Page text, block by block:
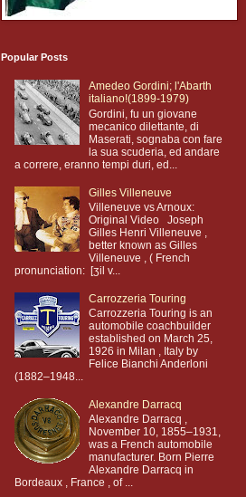
Popular Posts
Amedeo Gordini; l'Abarth
italiano!(1899-1979)
Gordini, fu un giovane
mecanico dilettante, di
Maserati, sognaba con fare
la sua scuderia, ed andare
a correre, eranno tempi duri, ed...
Gilles Villeneuve
Villeneuve vs Arnoux:
Original Video Joseph
Gilles Henri Villeneuve ,
better known as Gilles
Villeneuve , ( French
pronunciation: [ʒil v...
Carrozzeria Touring
Carrozzeria Touring is an
automobile coachbuilder
established on March 25,
1926 in Milan , Italy by
Felice Bianchi Anderloni
(1882–1948...
Alexandre Darracq
Alexandre Darracq ,
November 10, 1855–1931,
was a French automobile
manufacturer. Born Pierre
Alexandre Darracq in
Bordeaux , France , of ...